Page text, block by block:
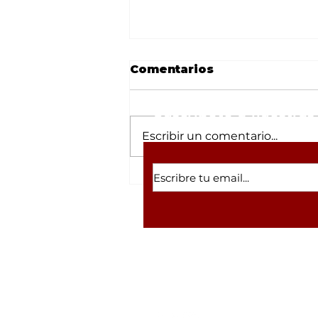
Fiscalía obtiene
vinculación a proceso
“N” por secuestro
Comentarios
Escribir un comentario...
Suscríbete a